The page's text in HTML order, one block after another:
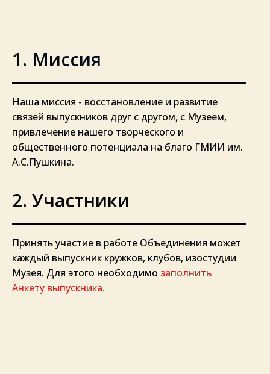
1. Миссия
Наша миссия - восстановление и развитие
связей выпускников друг с другом, с Музеем,
привлечение нашего творческого и
общественного потенциала на благо ГМИИ им.
А.С.Пушкина.
2. Участники
Принять участие в работе Объединения может
каждый выпускник кружков, клубов, изостудии
Музея. Для этого необходимо заполнить
Анкету выпускника.